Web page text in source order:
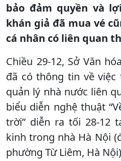
bảo đảm quyền và
khán giả đã mua vé
cá nhân có liên quan
Chiều 29-12, Sở Văn
đã có thông tin về
quản lý nhà nước liên
biểu diễn nghệ thuật
trời” diễn ra tối 28-12
kinh trong nhà Hà Nội
phường Từ Liêm, Hà